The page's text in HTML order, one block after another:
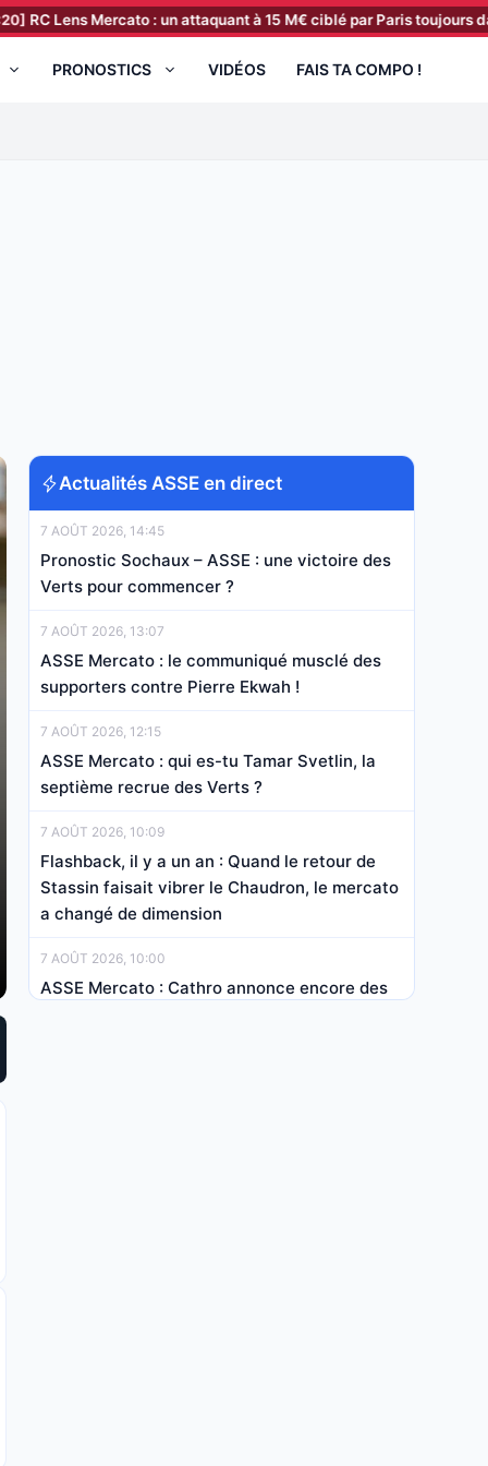
Mercato : un attaquant à 15 M€ ciblé par Paris toujours dans le
PRONOSTICS VIDÉOS FAIS TA COMPO !
Actualités ASSE en direct
7 AOÛT 2026, 14:45
Pronostic Sochaux – ASSE : une victoire des
Verts pour commencer ?
7 AOÛT 2026, 13:07
ASSE Mercato : le communiqué musclé des
supporters contre Pierre Ekwah !
7 AOÛT 2026, 12:15
ASSE Mercato : qui es-tu Tamar Svetlin, la
septième recrue des Verts ?
7 AOÛT 2026, 10:09
Flashback, il y a un an : Quand le retour de
Stassin faisait vibrer le Chaudron, le mercato
a changé de dimension
7 AOÛT 2026, 10:00
ASSE Mercato : Cathro annonce encore des